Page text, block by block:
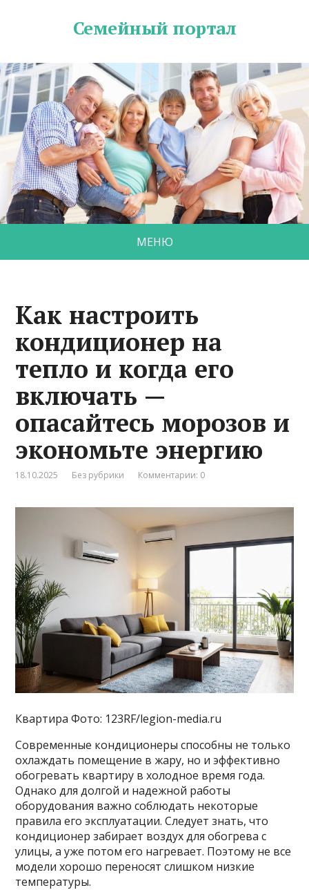
Семейный портал
МЕНЮ
Как настроить
кондиционер на
тепло и когда его
включать —
опасайтесь морозов и
экономьте энергию
18.10.2025 Без рубрики Комментарии: 0
Квартира Фото: 123RF/legion-media.ru
Современные кондиционеры способны не только
охлаждать помещение в жару, но и эффективно
обогревать квартиру в холодное время года.
Однако для долгой и надежной работы
оборудования важно соблюдать некоторые
правила его эксплуатации. Следует знать, что
кондиционер забирает воздух для обогрева с
улицы, а уже потом его нагревает. Поэтому не все
модели хорошо переносят слишком низкие
температуры.